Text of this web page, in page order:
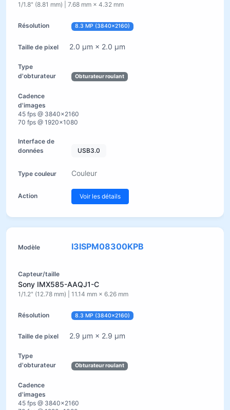
1/1.8" (8.81 mm) | 7.68 mm × 4.32 mm
8.3 MP (3840×2160)
2.0 µm × 2.0 µm
Obturateur roulant
45 fps @ 3840×2160
70 fps @ 1920×1080
USB3.0
Couleur
Voir les détails
I3ISPM08300KPB
Sony IMX585-AAQJ1-C
1/1.2" (12.78 mm) | 11.14 mm × 6.26 mm
8.3 MP (3840×2160)
2.9 µm × 2.9 µm
Obturateur roulant
45 fps @ 3840×2160